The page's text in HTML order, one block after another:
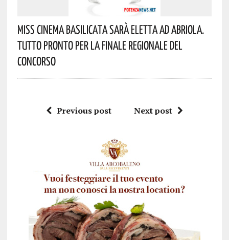
Miss Cinema Basilicata Sarà Eletta Ad Abriola.
Tutto Pronto Per La Finale Regionale Del
Concorso
Previous post Next post